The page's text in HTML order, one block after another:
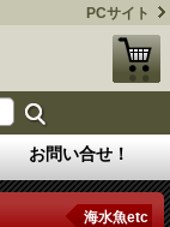
PCサイト
お問い合せ！
海水魚etc